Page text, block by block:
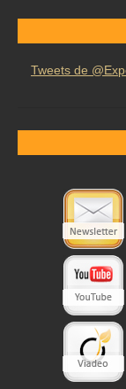
Tweets de